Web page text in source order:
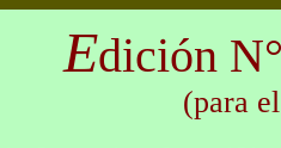
Edición
(para